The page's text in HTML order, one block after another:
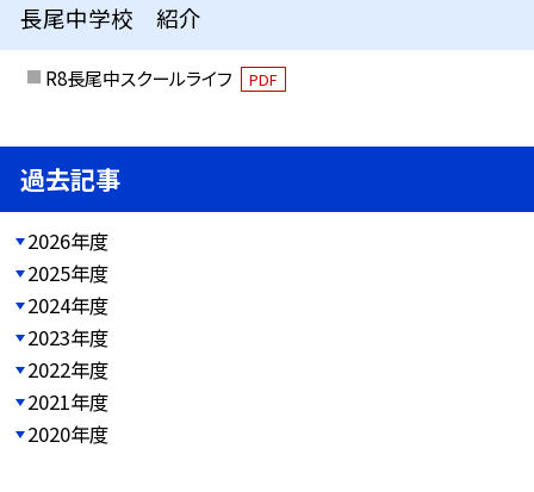
長尾中学校 紹介
R8長尾中スクールライフ PDF
過去記事
2026年度
2025年度
2024年度
2023年度
2022年度
2021年度
2020年度